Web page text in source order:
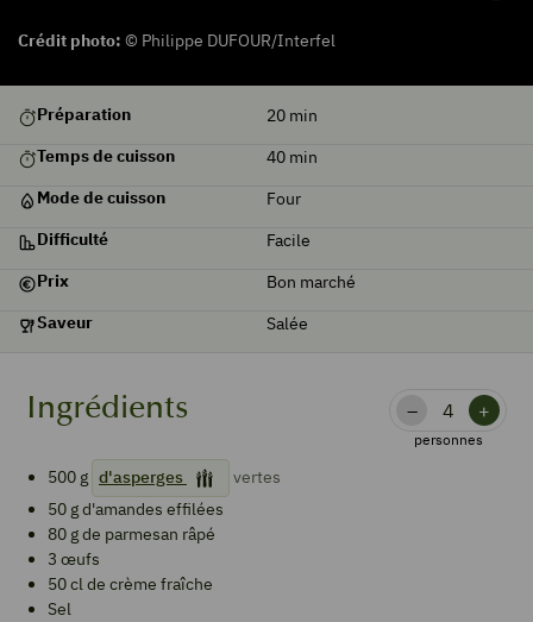
Crédit photo: © Philippe DUFOUR/Interfel
Préparation 20 min
Temps de cuisson
40 min
Mode de cuisson
Four
Difficulté
Facile
Prix
Bon marché
Saveur
Salée
Ingrédients – +
personnes
500 g d'asperges
vertes
50 gd'amandes effilées
80 gde parmesan râpé
3 œufs
50clde crème fraîche
Sel